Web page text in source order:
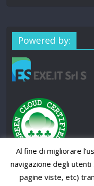
Powered by:
Al fine di migliorare
navigazione degli
pagine viste, etc)